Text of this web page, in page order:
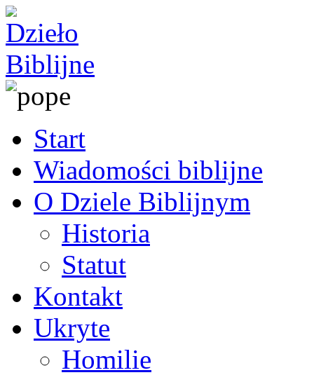
Start
Wiadomości biblijne
O Dziele Biblijnym
Historia
Statut
Kontakt
Ukryte
Homilie